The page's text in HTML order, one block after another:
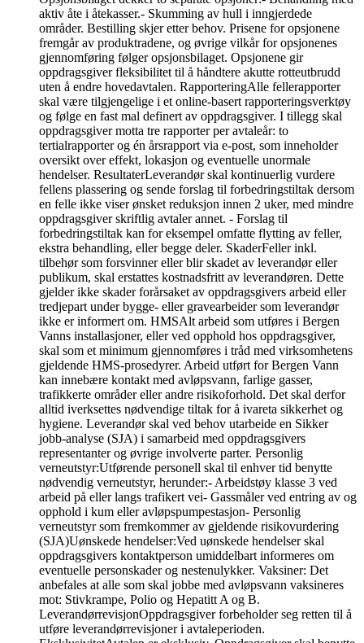
aktiv åte i åtekasser.- Skumming av hull i inngjerdede
områder. Bestilling skjer etter behov. Prisene for opsjonene
fremgår av produktradene, og øvrige vilkår for opsjonenes
gjennomføring følger opsjonsbilaget. Opsjonene gir
oppdragsgiver fleksibilitet til å håndtere akutte rotteutbrudd
uten å endre hovedavtalen. RapporteringAlle fellerapporter
skal være tilgjengelige i et online-basert rapporteringsverktøy
og følge en fast mal definert av oppdragsgiver. I tillegg skal
oppdragsgiver motta tre rapporter per avtaleår: to
tertialrapporter og én årsrapport via e-post, som inneholder
oversikt over effekt, lokasjon og eventuelle unormale
hendelser. ResultaterLeverandør skal kontinuerlig vurdere
fellens plassering og sende forslag til forbedringstiltak dersom
en felle ikke viser ønsket reduksjon innen 2 uker, med mindre
oppdragsgiver skriftlig avtaler annet. - Forslag til
forbedringstiltak kan for eksempel omfatte flytting av feller,
ekstra behandling, eller begge deler. SkaderFeller inkl.
tilbehør som forsvinner eller blir skadet av leverandør eller
publikum, skal erstattes kostnadsfritt av leverandøren. Dette
gjelder ikke skader forårsaket av oppdragsgivers arbeid eller
tredjepart under bygge- eller gravearbeider som leverandør
ikke er informert om. HMSAlt arbeid som utføres i Bergen
Vanns installasjoner, eller ved opphold hos oppdragsgiver,
skal som et minimum gjennomføres i tråd med virksomhetens
gjeldende HMS-prosedyrer. Arbeid utført for Bergen Vann
kan innebære kontakt med avløpsvann, farlige gasser,
trafikkerte områder eller andre risikoforhold. Det skal derfor
alltid iverksettes nødvendige tiltak for å ivareta sikkerhet og
hygiene. Leverandør skal ved behov utarbeide en Sikker
jobb-analyse (SJA) i samarbeid med oppdragsgivers
representanter og øvrige involverte parter. Personlig
verneutstyr:Utførende personell skal til enhver tid benytte
nødvendig verneutstyr, herunder:- Arbeidstøy klasse 3 ved
arbeid på eller langs trafikert vei- Gassmåler ved entring av og
opphold i kum eller avløpspumpestasjon- Personlig
verneutstyr som fremkommer av gjeldende risikovurdering
(SJA)Uønskede hendelser:Ved uønskede hendelser skal
oppdragsgivers kontaktperson umiddelbart informeres om
eventuelle personskader og nestenulykker. Vaksiner: Det
anbefales at alle som skal jobbe med avløpsvann vaksineres
mot: Stivkrampe, Polio og Hepatitt A og B.
LeverandørrevisjonOppdragsgiver forbeholder seg retten til å
utføre leverandørrevisjoner i avtaleperioden.